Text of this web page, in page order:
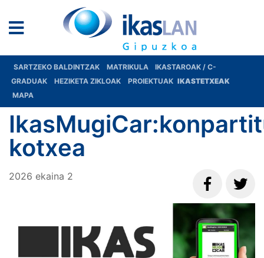
SARTZEKO BALDINTZAK MATRIKULA
IKASTAROAK / C-
GRADUAK
HEZIKETA ZIKLOAK PROIEKTUAK IKASTETXEAK
MAPA
kotxea
2026 ekaina 2